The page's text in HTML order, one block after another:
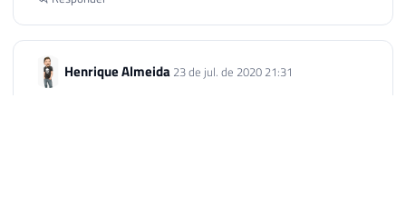
Henrique Almeida 23 de jul. de 2020 21:31